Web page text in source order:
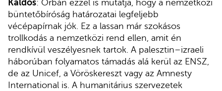
Káldos: Orbán ezzel is mutatja, hogy a nemzetközi
büntetőbíróság határozatai legfeljebb
vécépapírnak jók. Ez a lassan már szokásos
trollkodás a nemzetközi rend ellen, amit én
rendkívül veszélyesnek tartok. A palesztin–izraeli
háborúban folyamatos támadás alá kerül az ENSZ,
de az Unicef, a Vöröskereszt vagy az Amnesty
International is. A humanitárius szervezetek